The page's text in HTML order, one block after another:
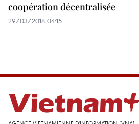
coopération décentralisée
29/03/2018 04:15